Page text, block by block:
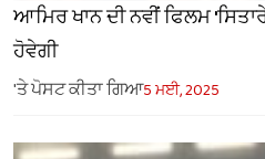
ਆਮਿਰ ਖਾਨ ਦੀ ਨਵੀਂ ਫਿਲਮ
ਹੋਵੇਗੀ
'ਤੇ ਪੋਸਟ ਕੀਤਾ ਗਿਆ5 ਮਈ, 2025